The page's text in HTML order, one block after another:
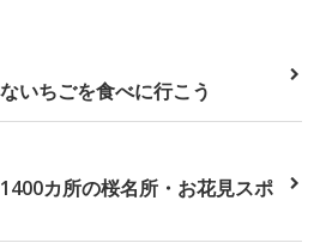
いちごを食べに行こう
カ所の桜名所・お花見スポ